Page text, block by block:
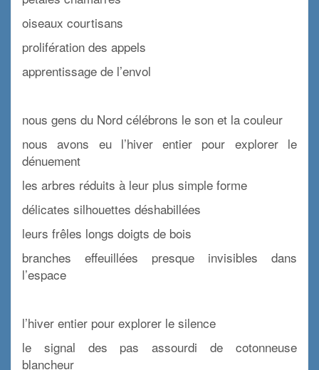
oiseaux courtisans
prolifération des appels
apprentissage de l’envol
nous gens du Nord célébrons le son et la couleur
nous avons eu l’hiver entier pour explorer le
dénuement
les arbres réduits à leur plus simple forme
délicates silhouettes déshabillées
leurs frêles longs doigts de bois
branches effeuillées presque invisibles dans
l’espace
l’hiver entier pour explorer le silence
le signal des pas assourdi de cotonneuse
blancheur